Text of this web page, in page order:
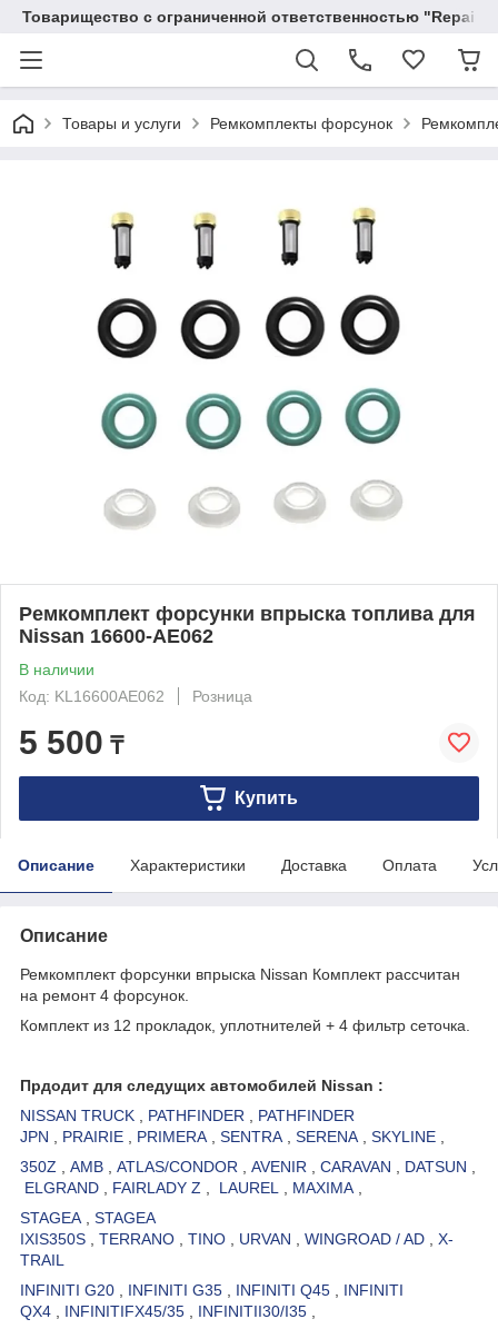
Товарищество с ограниченной ответственностью
Товары и услуги Ремкомплекты форсунок
Ремкомплект форсунки впрыска топлива для
Nissan 16600-AE062
В наличии
Код: KL16600AE062
Розница
5 500 ₸
Купить
Описание Характеристики Доставка Оплата
Описание
Ремкомплект форсунки впрыска Nissan Комплект рассчитан
на ремонт 4 форсунок.
Комплект из 12 прокладок, уплотнителей + 4 фильтр сеточка.
Прдодит для следущих автомобилей Nissan :
NISSAN TRUCK
PATHFINDER
PATHFINDER
JPN
PRAIRIE PRIMERA SENTRA SERENA SKYLINE
350Z
AMB ATLAS/CONDOR AVENIR CARAVAN DATSUN
ELGRAND
FAIRLADY Z LAUREL MAXIMA
STAGEA
STAGEA
IXIS350S
TERRANO TINO URVAN WINGROAD / AD
X-
TRAIL
INFINITI G20
INFINITI G35 INFINITI Q45
INFINITI
QX4
INFINITIFX45/35 INFINITII30/I35